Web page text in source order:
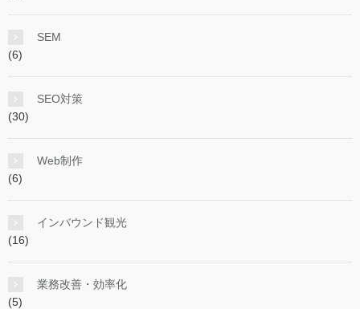
SEM
(6)
SEO対策
(30)
Web制作
(6)
インバウンド観光
(16)
業務改善・効率化
(5)